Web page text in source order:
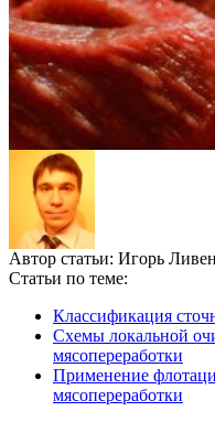
Автор статьи: Игорь Ливен
Статьи по теме:
Классификация
Схемы локальной
мясопереработки
Применение
мясопереработки